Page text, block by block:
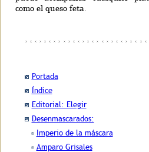
como el queso feta.
Portada
Índice
Editorial: Elegir
Desenmascarados:
Imperio de la máscara
Amparo Grisales